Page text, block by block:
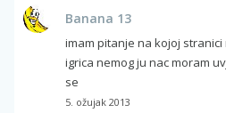
Banana 13
imam pitanje na kojoj
igrica nemog ju nac moram
se
5. ožujak 2013